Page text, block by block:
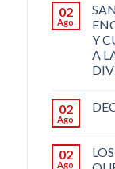
02
Ago
Y
A
02
Ago
02
Ago